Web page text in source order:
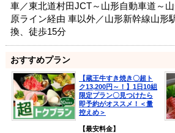
車／東北道村田JCT～山形自動車道～
原ライン経由 車以外／山形新幹線山
換、徒歩15分
おすすめプラン
【蔵王牛すき焼き〇超ト
ク13,200円～！】1日10組
限定プラン〇見つけたら
即予約がオススメ！＜量
控えめ＞
【最安料金】